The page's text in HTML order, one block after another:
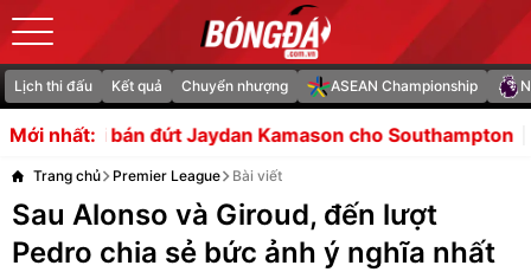
Lịch thi đấu Kết quả Chuyển nhượng ASEAN Championship
Mới nhất:Kamason cho Southampton Vòng bán kết của
Trang chủ Premier League Bài viết
Sau Alonso và Giroud, đến lượt
Pedro chia sẻ bức ảnh ý nghĩa nhất